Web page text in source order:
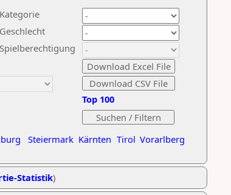
Kategorie
Geschlecht
Spielberechtigung
Steiermark Kärnten Tirol Vorarlberg
Top 100
Statistik)